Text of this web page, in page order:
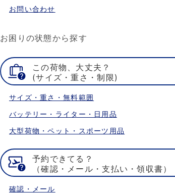
お問い合わせ
お困りの状態から探す
この荷物、大丈夫？
(サイズ・重さ・制限)
サイズ・重さ・無料範囲
バッテリー・ライター・日用品
大型荷物・ペット・スポーツ用品
予約できてる？
（確認・メール・支払い・領収書）
確認・メール